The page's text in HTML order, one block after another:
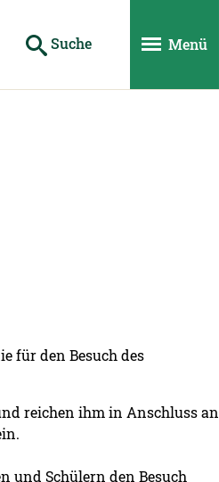
Suche Menü
für den Besuch des
reichen ihm in Anschluss an
und Schülern den Besuch